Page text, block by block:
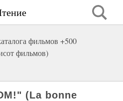
фильмов +500
фильмов)
(La bonne